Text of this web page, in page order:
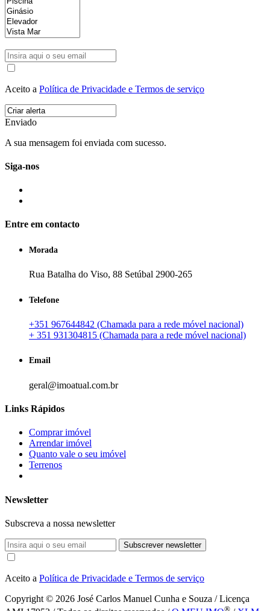
Aceito a Política de Privacidade e Termos de serviço
Enviado
A sua mensagem foi enviada com sucesso.
Siga-nos
Entre em contacto
Morada
Rua Batalha do Viso, 88 Setúbal 2900-265
Telefone
+351 967644842 (Chamada para a rede móvel nacional)
+ 351 931304815 (Chamada para a rede móvel nacional)
Email
geral@imoatual.com.br
Links Rápidos
Comprar imóvel
Arrendar imóvel
Quanto vale o seu imóvel
Terrenos
Newsletter
Subscreva a nossa newsletter
Subscrever newsletter
Aceito a Política de Privacidade e Termos de serviço
Copyright © 2026 José Carlos Manuel Cunha e Souza / Licença
®